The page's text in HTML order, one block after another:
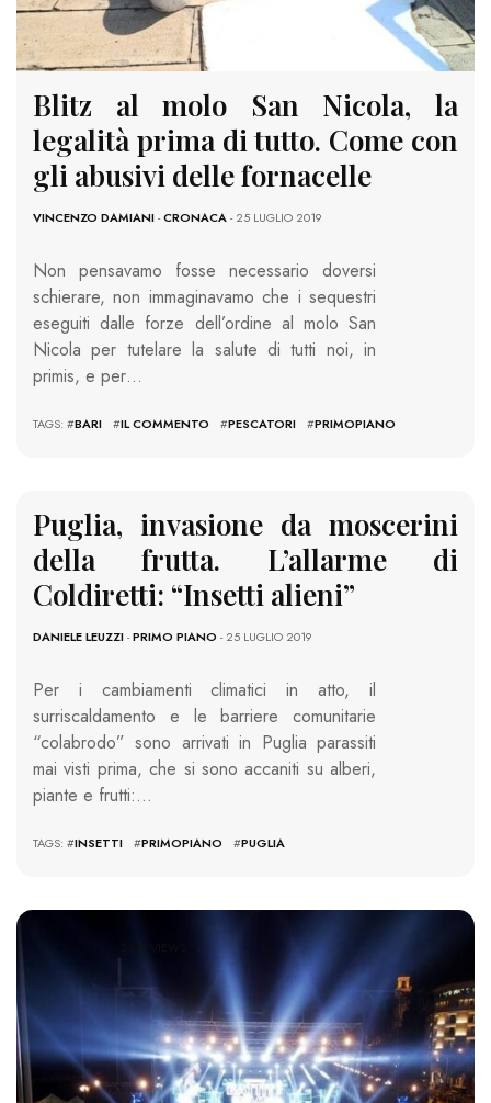
Blitz al molo San Nicola, la
legalità prima di tutto. Come con
gli abusivi delle fornacelle
VINCENZO DAMIANI-CRONACA- 25 LUGLIO 2019
Non pensavamo fosse necessario doversi
schierare, non immaginavamo che i sequestri
eseguiti dalle forze dell’ordine al molo San
Nicola per tutelare la salute di tutti noi, in
primis, e per…
TAGS: #BARI #IL COMMENTO #PESCATORI #PRIMOPIANO
Puglia, invasione da moscerini
della frutta. L’allarme di
Coldiretti: “Insetti alieni”
DANIELE LEUZZI-PRIMO PIANO - 25 LUGLIO 2019
Per i cambiamenti climatici in atto, il
surriscaldamento e le barriere comunitarie
“colabrodo” sono arrivati in Puglia parassiti
mai visti prima, che si sono accaniti su alberi,
piante e frutti:…
TAGS: #INSETTI #PRIMOPIANO #PUGLIA